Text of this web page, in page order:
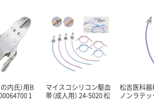
カゴへ カ
内氏）用B
1
マイスコシリコン駆血
帯（成人用） 24-5020 松
松吉医科
ノンラテ